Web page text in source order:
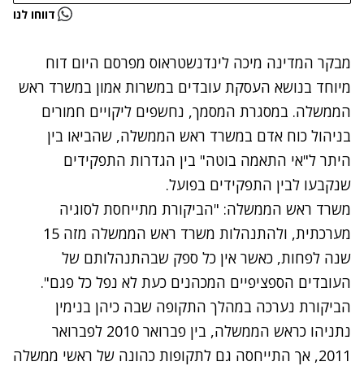
נתקלנו בבעיה דווחו לנו
מבקר המדינה מיכה לינדנשטראוס מפרסם היום דוח
מיוחד בנושא העסקת עובדים במשרות אמון במשרד ראש
הממשלה. במסגרת המסמך, נחשפים ליקויים חמורים
בניהול כוח אדם במשרד ראש הממשלה, שהביאו בין
היתר ל"אי התאמה בוטה" בין הגדרות התפקידים
שנקבעו לבין התפקידים בפועל.
משרד ראש הממשלה: "הביקורת מתייחסת לסוגיה
מערכתית, ולהתנהלות משרד ראש הממשלה מזה 15
שנה לפחות, כאשר אין כל ספק שבהתנהלותם של
העובדים הספציפיים המכהנים כעת לא נפל כל פגם".
הביקורת נערכה במהלך התקופה שבה כיהן בנימין
נתניהו כראש הממשלה, בין פברואר 2010 לפברואר
2011, אך התייחסה גם לתקופות כהונה של ראשי ממשלה